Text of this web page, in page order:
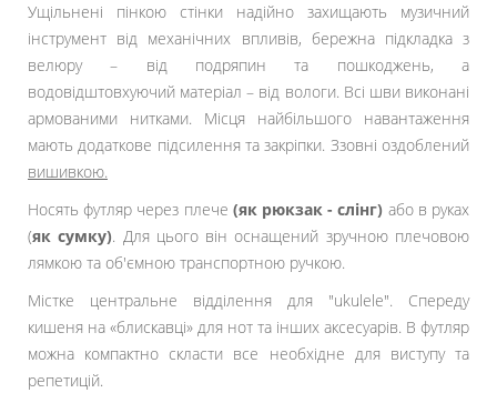
Ущільнені пінкою стінки надійно захищають музичний
інструмент від механічних впливів, бережна підкладка з
велюру – від подряпин та пошкоджень, а
водовідштовхуючий матеріал – від вологи. Всі шви виконані
армованими нитками. Місця найбільшого навантаження
мають додаткове підсилення та закріпки. Ззовні оздоблений
вишивкою.
Носять футляр через плече (як рюкзак - слінг) або в руках
(як сумку). Для цього він оснащений зручною плечовою
лямкою та об'ємною транспортною ручкою.
Містке центральне відділення для "ukulele". Спереду
кишеня на «блискавці» для нот та інших аксесуарів. В футляр
можна компактно скласти все необхідне для виступу та
репетицій.